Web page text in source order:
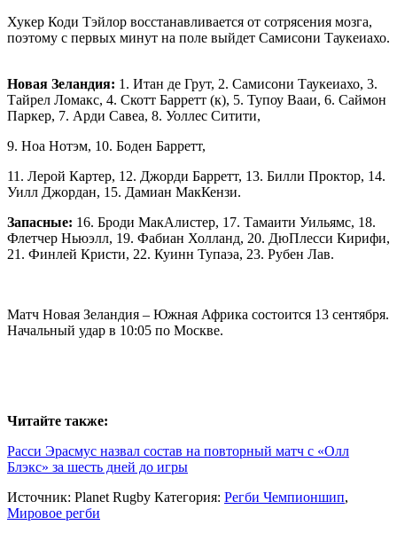
Хукер Коди Тэйлор восстанавливается от сотрясения мозга,
поэтому с первых минут на поле выйдет Самисони Таукеиахо.
Новая Зеландия: 1. Итан де Грут, 2. Самисони Таукеиахо, 3.
Тайрел Ломакс, 4. Скотт Барретт (к), 5. Тупоу Вааи, 6. Саймон
Паркер, 7. Арди Савеа, 8. Уоллес Ситити,
9. Ноа Нотэм, 10. Боден Барретт,
11. Лерой Картер, 12. Джорди Барретт, 13. Билли Проктор, 14.
Уилл Джордан, 15. Дамиан МакКензи.
Запасные: 16. Броди МакАлистер, 17. Тамаити Уильямс, 18.
Флетчер Ньюэлл, 19. Фабиан Холланд, 20. ДюПлесси Кирифи,
21. Финлей Кристи, 22. Куинн Тупаэа, 23. Рубен Лав.
Матч Новая Зеландия – Южная Африка состоится 13 сентября.
Начальный удар в 10:05 по Москве.
Читайте также:
Расси Эрасмус назвал состав на повторный матч с «Олл
Блэкс» за шесть дней до игры
Источник: Planet Rugby Категория: Регби Чемпионшип,
Мировое регби